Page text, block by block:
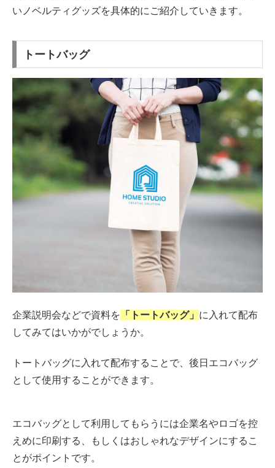
いノベルティグッズを具体的にご紹介していきます。
トートバッグ
企業説明会などで資料を 「トートバッグ」 に入れて配布
してみてはいかがでしょうか。
トートバッグに入れて配布することで、後日エコバッグ
として使用することができます。
エコバッグとして利用してもらうには企業名やロゴを控
えめに印刷する、もしくはおしゃれなデザインにするこ
とがポイントです。